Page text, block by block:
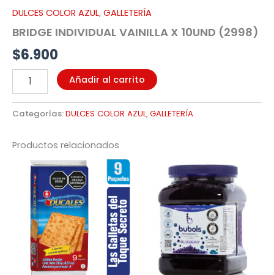
DULCES COLOR AZUL, GALLETERÍA
BRIDGE INDIVIDUAL VAINILLA X 10UND (2998)
$6.900
Añadir al carrito
Categorías:DULCES COLOR AZUL,GALLETERÍA
Productos relacionados